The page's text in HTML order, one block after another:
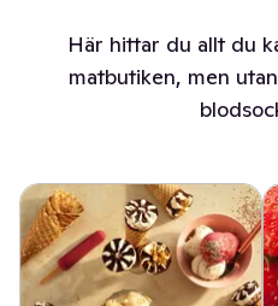
Här hittar du allt du
matbutiken, men